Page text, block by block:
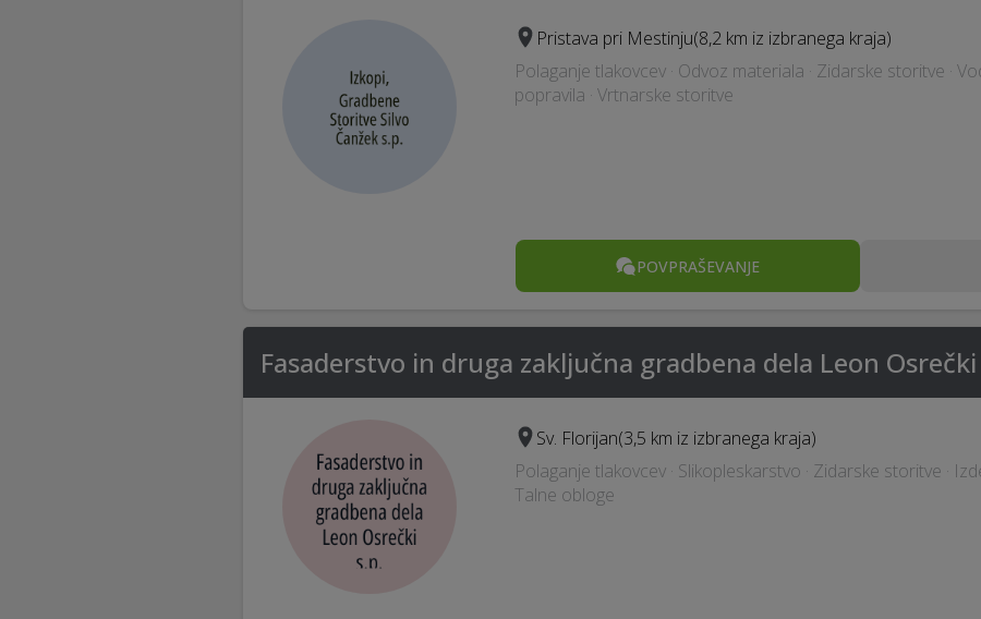
Pristava pri Mestinju(8,2 km iz izbranega kraja)
Polaganje tlakovcev · Odvoz materiala · Zidarske storitve ·
popravila · Vrtnarske storitve
POVPRAŠEVANJE
Fasaderstvo in druga zaključna gradbena dela Leon
Sv. Florijan(3,5 km iz izbranega kraja)
Polaganje tlakovcev · Slikopleskarstvo · Zidarske storitve ·
Talne obloge